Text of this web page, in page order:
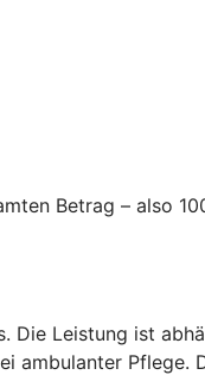
Betrag – also
Die Leistung ist
ambulanter Pflege.